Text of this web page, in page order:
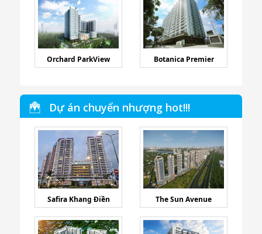
Orchard ParkView Botanica Premier
Dự án chuyển nhượng hot!!!
Safira Khang Điền The Sun Avenue